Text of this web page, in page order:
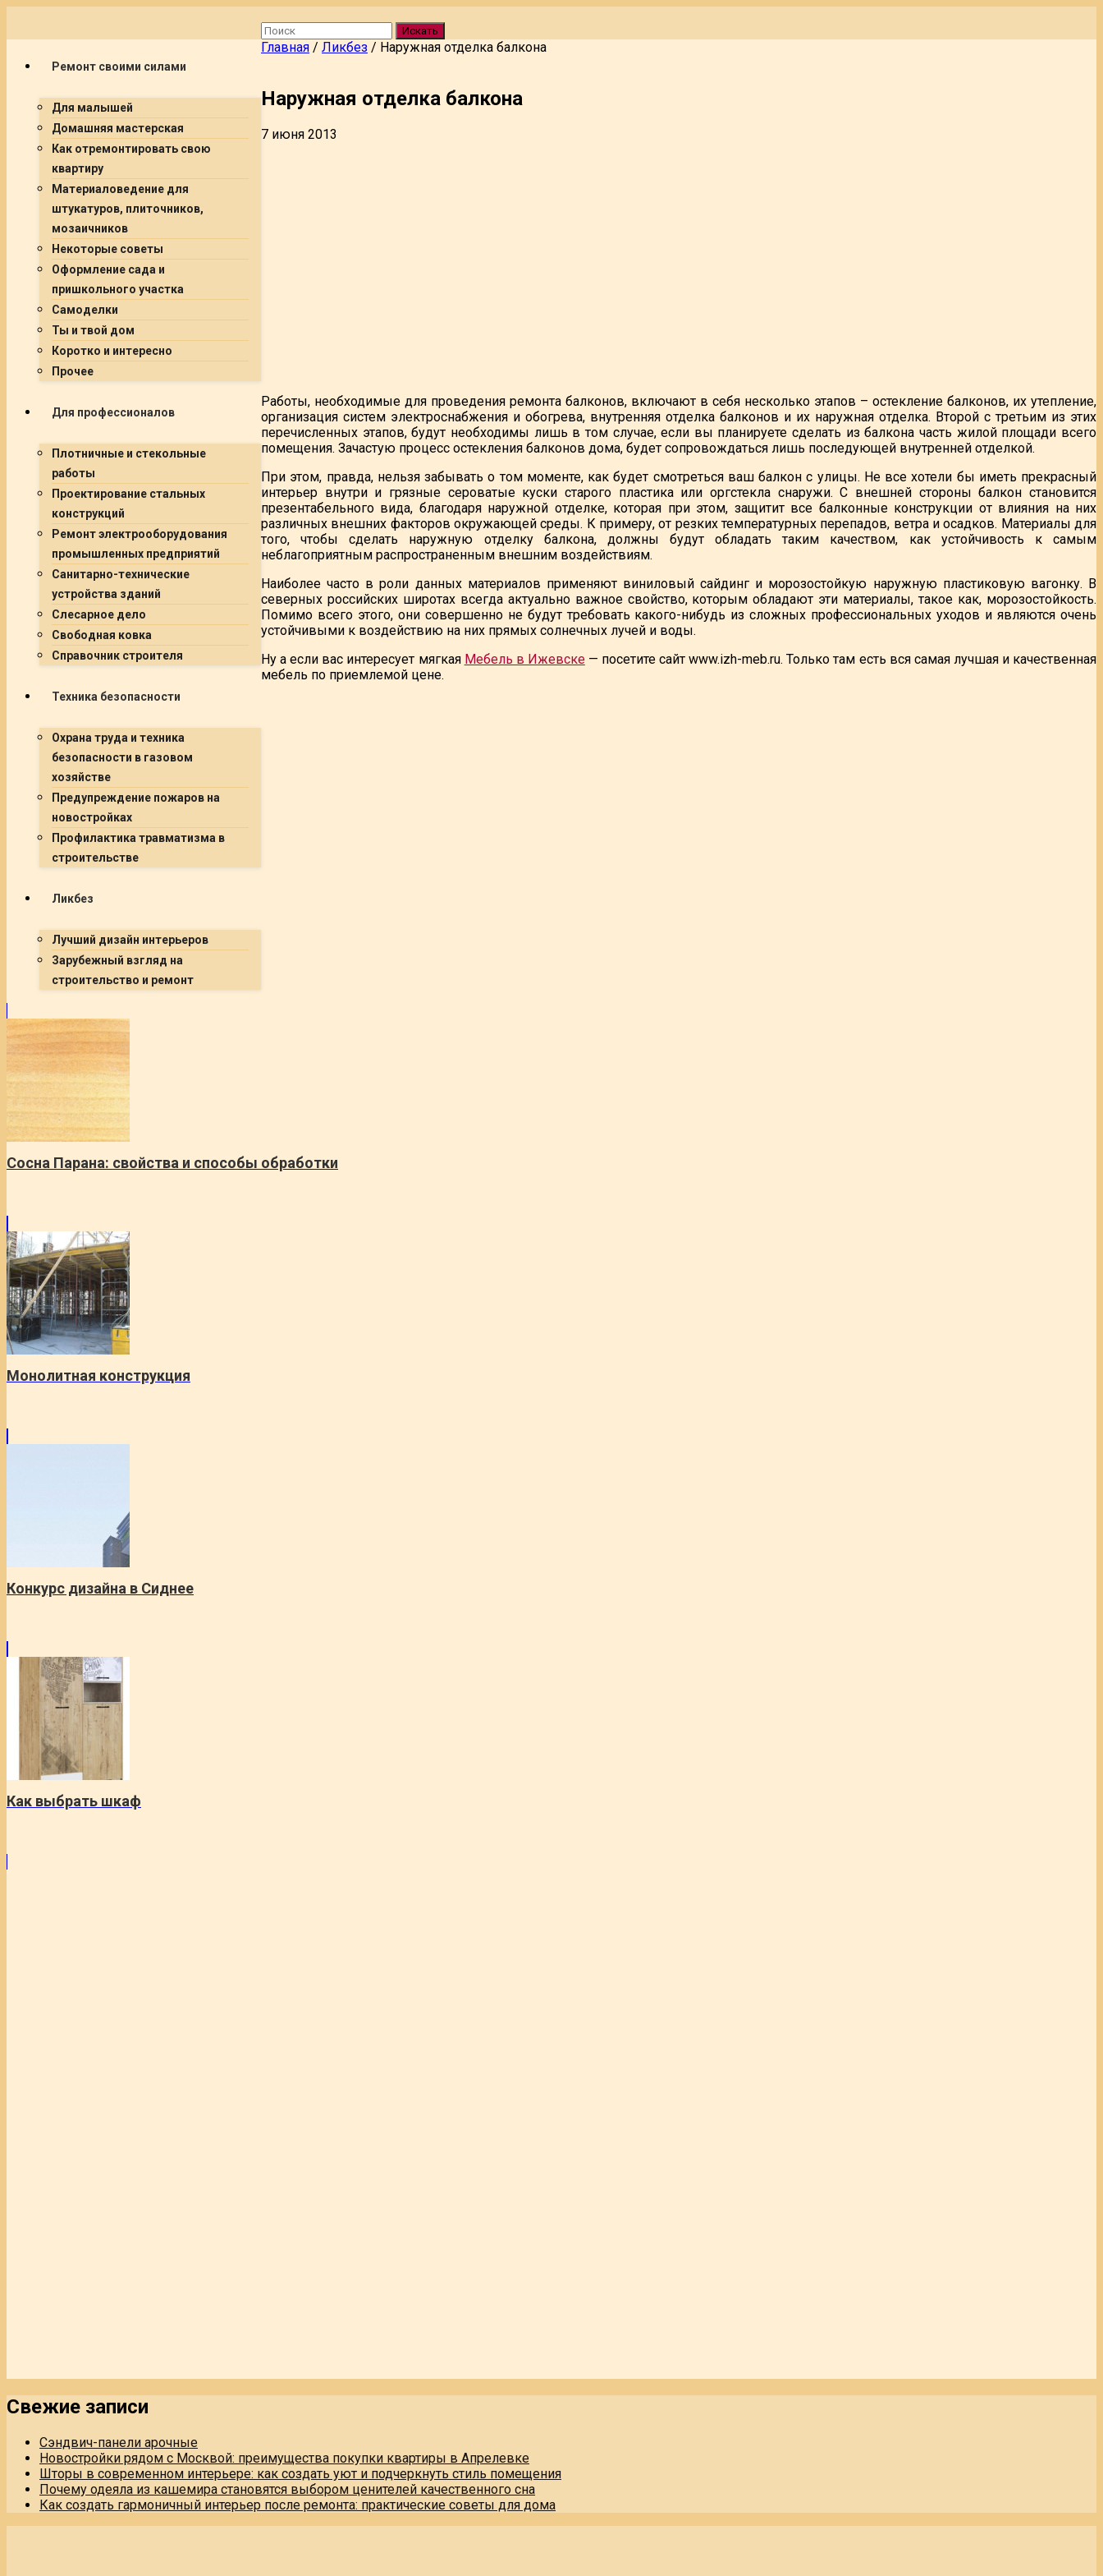
Ремонт своими силами
Для малышей
Домашняя мастерская
Как отремонтировать свою
квартиру
Материаловедение для
штукатуров, плиточников,
мозаичников
Некоторые советы
Оформление сада и
пришкольного участка
Самоделки
Ты и твой дом
Коротко и интересно
Прочее
Для профессионалов
Плотничные и стекольные
работы
Проектирование стальных
конструкций
Ремонт электрооборудования
промышленных предприятий
Санитарно-технические
устройства зданий
Слесарное дело
Свободная ковка
Справочник строителя
Техника безопасности
Охрана труда и техника
безопасности в газовом
хозяйстве
Предупреждение пожаров на
новостройках
Профилактика травматизма в
строительстве
Ликбез
Лучший дизайн интерьеров
Зарубежный взгляд на
строительство и ремонт
Искать
Главная / Ликбез / Наружная отделка балкона
Наружная отделка балкона
7 июня 2013
Работы, необходимые для проведения ремонта балконов, включают в себя несколько этапов – остекление балконов, их утепление,
организация систем электроснабжения и обогрева, внутренняя отделка балконов и их наружная отделка. Второй с третьим из этих
перечисленных этапов, будут необходимы лишь в том случае, если вы планируете сделать из балкона часть жилой площади всего
помещения. Зачастую процесс остекления балконов дома, будет сопровождаться лишь последующей внутренней отделкой.
При этом, правда, нельзя забывать о том моменте, как будет смотреться ваш балкон с улицы. Не все хотели бы иметь прекрасный
интерьер внутри и грязные сероватые куски старого пластика или оргстекла снаружи. С внешней стороны балкон становится
презентабельного вида, благодаря наружной отделке, которая при этом, защитит все балконные конструкции от влияния на них
различных внешних факторов окружающей среды. К примеру, от резких температурных перепадов, ветра и осадков. Материалы для
того, чтобы сделать наружную отделку балкона, должны будут обладать таким качеством, как устойчивость к самым
неблагоприятным распространенным внешним воздействиям.
Наиболее часто в роли данных материалов применяют виниловый сайдинг и морозостойкую наружную пластиковую вагонку. В
северных российских широтах всегда актуально важное свойство, которым обладают эти материалы, такое как, морозостойкость.
Помимо всего этого, они совершенно не будут требовать какого-нибудь из сложных профессиональных уходов и являются очень
устойчивыми к воздействию на них прямых солнечных лучей и воды.
Ну а если вас интересует мягкая Мебель в Ижевске— посетите сайт www.izh-meb.ru. Только там есть вся самая лучшая и качественная
мебель по приемлемой цене.
Сосна Парана: свойства и способы обработки
Монолитная конструкция
Конкурс дизайна в Сиднее
Как выбрать шкаф
Свежие записи
Сэндвич-панели арочные
Новостройки рядом с Москвой: преимущества покупки квартиры в Апрелевке
Шторы в современном интерьере: как создать уют и подчеркнуть стиль помещения
Почему одеяла из кашемира становятся выбором ценителей качественного сна
Как создать гармоничный интерьер после ремонта: практические советы для дома